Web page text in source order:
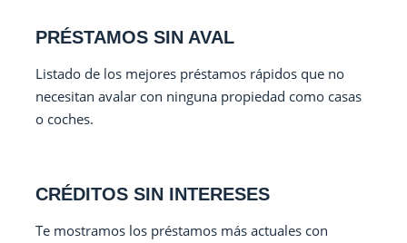
PRÉSTAMOS SIN AVAL
Listado de los mejores préstamos rápidos que no
necesitan avalar con ninguna propiedad como casas
o coches.
CRÉDITOS SIN INTERESES
Te mostramos los préstamos más actuales con